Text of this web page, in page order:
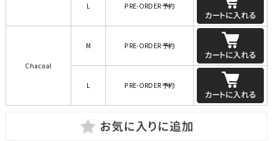
L PRE-ORDER 予約
Chacoal
M PRE-ORDER 予約
L PRE-ORDER 予約